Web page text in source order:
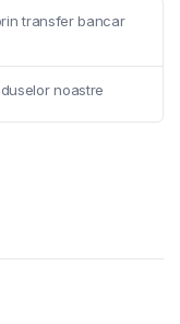
transfer bancar
noastre